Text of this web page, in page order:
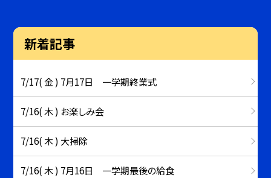
新着記事
7/17( 金 ) 7月17日 一学期終業式
7/16( 木 ) お楽しみ会
7/16( 木 ) 大掃除
7/16( 木 ) 7月16日 一学期最後の給食